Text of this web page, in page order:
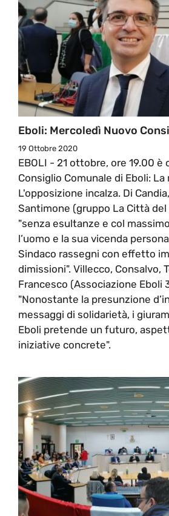
Eboli: Mercoledì Nuovo
19 Ottobre 2020
EBOLI - 21 ottobre, ore 19.00 è
Consiglio Comunale di Eboli: La
L'opposizione incalza. Di
Santimone (gruppo La Città del
"senza esultanze e col
l’uomo e la sua vicenda
Sindaco rassegni con effetto
dimissioni". Villecco, Consalvo,
Francesco (Associazione Eboli
"Nonostante la presunzione
messaggi di solidarietà, i
Eboli pretende un futuro,
iniziative concrete".